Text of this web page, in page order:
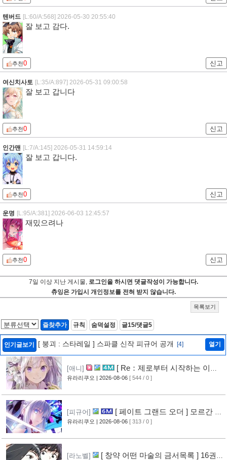
텐버드 [L:60/A:568] 2026-05-30 20:55:40
잘 보고 감다.
추천0 신고
여신치사토 [L:35/A:897] 2026-05-31 09:00:58
잘 보고 갑니다
추천0 신고
인간맨 [L:7/A:145] 2026-05-31 14:59:14
잘 보고 갑니다.
추천0 신고
운명 [L:95/A:381] 2026-06-03 12:45:57
재밌으려나
추천0 신고
7일 이상 지난 게시물,
로그인을 하시면 댓글작성이 가능합니다.
츄잉은 가입시 개인정보를 전혀 받지 않습니다.
목록보기
즐찾추가 규칙 숨덕설정 글15/댓글5
인기글보기 [ 붕괴 : 스타레일 ] 스파클 신작 피규어 공개 [4] 열기
[애니]
[ Re：제로부터 시작하는 이세
계 생활 ] 4기 탈환편 PV 영상 공개
유라리쿠오 | 2026-08-06 [ 544 / 0 ]
[피규어]
[ 페이트 그랜드 오더 ] 모르간 르
페이 신작 피규어 공개
[4]
유라리쿠오 | 2026-08-06 [ 313 / 0 ]
[라노벨]
[ 창약 어떤 마술의 금서목록 ] 16권